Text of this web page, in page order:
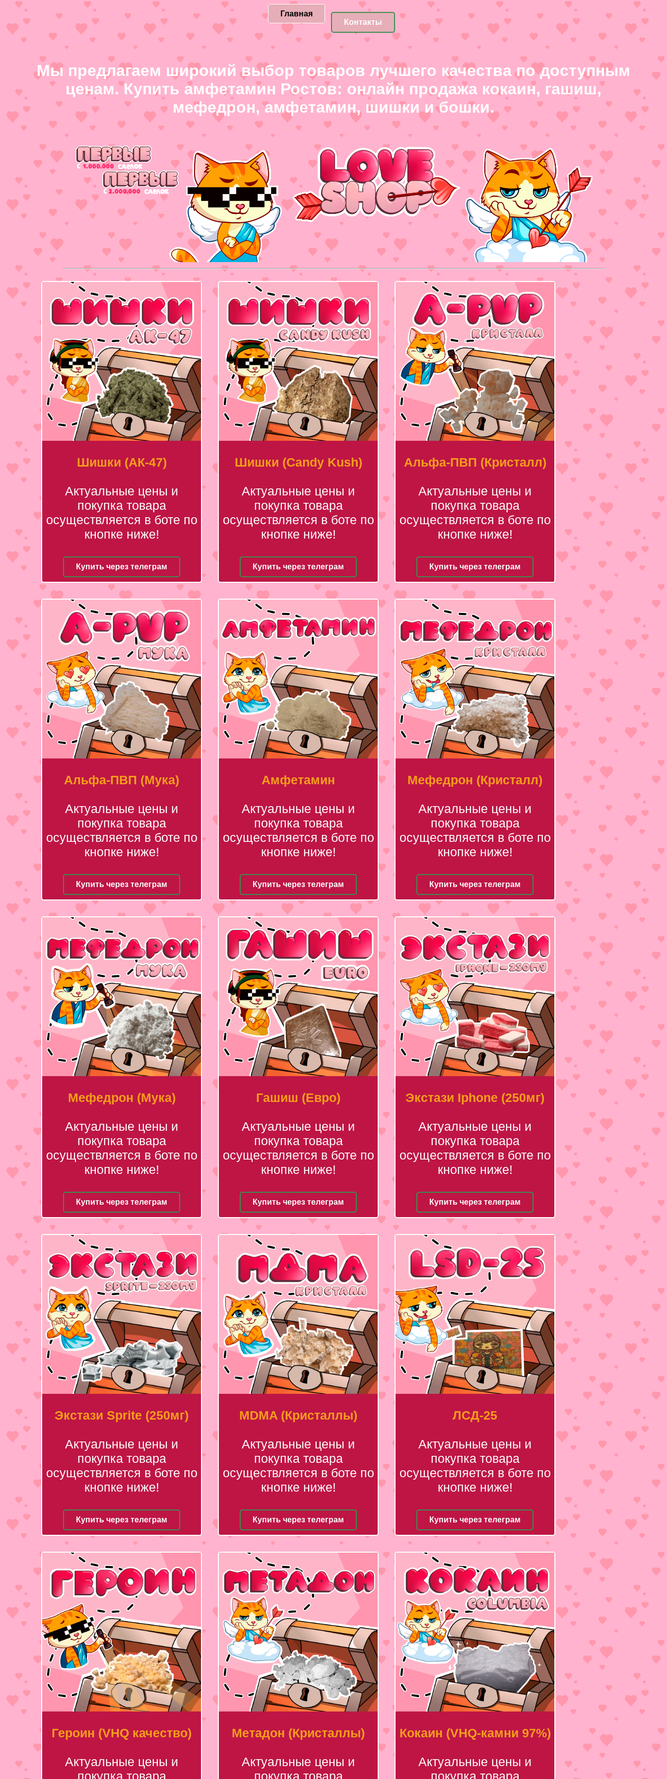
Главная
Контакты
Мы предлагаем широкий выбор товаров лучшего качества по доступным
ценам. Купить амфетамин Ростов: онлайн продажа кокаин, гашиш,
мефедрон, амфетамин, шишки и бошки.
Шишки (АК-47)
Актуальные цены и
покупка товара
осуществляется в боте по
кнопке ниже!
Купить через телеграм
Шишки (Candy Kush)
Актуальные цены и
покупка товара
осуществляется в боте по
кнопке ниже!
Купить через телеграм
Альфа-ПВП (Кристалл)
Актуальные цены и
покупка товара
осуществляется в боте по
кнопке ниже!
Купить через телеграм
Альфа-ПВП (Мука)
Актуальные цены и
покупка товара
осуществляется в боте по
кнопке ниже!
Купить через телеграм
Амфетамин
Актуальные цены и
покупка товара
осуществляется в боте по
кнопке ниже!
Купить через телеграм
Мефедрон (Кристалл)
Актуальные цены и
покупка товара
осуществляется в боте по
кнопке ниже!
Купить через телеграм
Мефедрон (Мука)
Актуальные цены и
покупка товара
осуществляется в боте по
кнопке ниже!
Купить через телеграм
Гашиш (Евро)
Актуальные цены и
покупка товара
осуществляется в боте по
кнопке ниже!
Купить через телеграм
Экстази Iphone (250мг)
Актуальные цены и
покупка товара
осуществляется в боте по
кнопке ниже!
Купить через телеграм
Экстази Sprite (250мг)
Актуальные цены и
покупка товара
осуществляется в боте по
кнопке ниже!
Купить через телеграм
MDMA (Кристаллы)
Актуальные цены и
покупка товара
осуществляется в боте по
кнопке ниже!
Купить через телеграм
ЛСД-25
Актуальные цены и
покупка товара
осуществляется в боте по
кнопке ниже!
Купить через телеграм
Героин (VHQ качество)
Актуальные цены и
Метадон (Кристаллы)
Актуальные цены и
Кокаин (VHQ-камни 97%)
Актуальные цены и